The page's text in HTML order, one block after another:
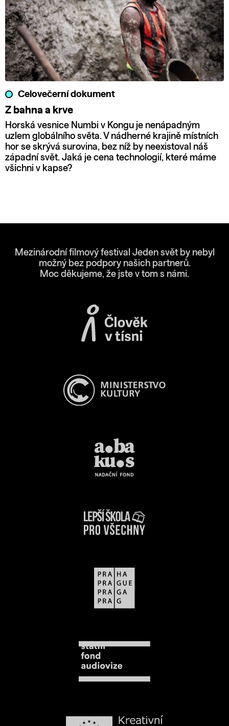
Celovečerní dokument
Z bahna a krve
Horská vesnice Numbi v Kongu je nenápadným
uzlem globálního světa. V nádherné krajině místních
hor se skrývá surovina, bez níž by neexistoval náš
západní svět. Jaká je cena technologií, které máme
všichni v kapse?
Mezinárodní filmový festival Jeden svět by nebyl
možný bez podpory našich partnerů.
Moc děkujeme, že jste v tom s námi.